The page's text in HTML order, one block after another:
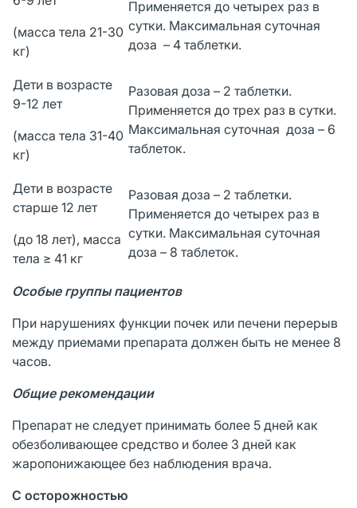
(масса тела 21-30
кг)
Применяется до четырех раз в
сутки. Максимальная суточная
доза – 4 таблетки.
Дети в возрасте
9-12 лет
(масса тела 31-40
кг)
Разовая доза – 2 таблетки.
Применяется до трех раз в сутки.
Максимальная суточная доза – 6
таблеток.
Дети в возрасте
старше 12 лет
(до 18 лет), масса
тела ≥ 41 кг
Разовая доза – 2 таблетки.
Применяется до четырех раз в
сутки. Максимальная суточная
доза – 8 таблеток.
Особые группы пациентов
При нарушениях функции почек или печени перерыв
между приемами препарата должен быть не менее 8
часов.
Общие рекомендации
Препарат не следует принимать более 5 дней как
обезболивающее средство и более 3 дней как
жаропонижающее без наблюдения врача.
С осторожностью